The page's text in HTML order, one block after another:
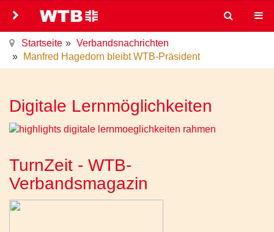
Startseite
Verbandsnachrichten
Manfred Hagedorn bleibt WTB-Präsident
Digitale Lernmöglichkeiten
TurnZeit - WTB-
Verbandsmagazin